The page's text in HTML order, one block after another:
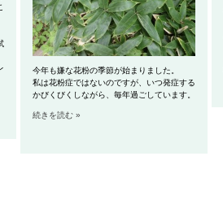
今年も嫌な花粉の季節が始まりました。
私は花粉症ではないのですが、いつ発症する
かびくびくしながら、毎年過ごしています。
続きを読む »